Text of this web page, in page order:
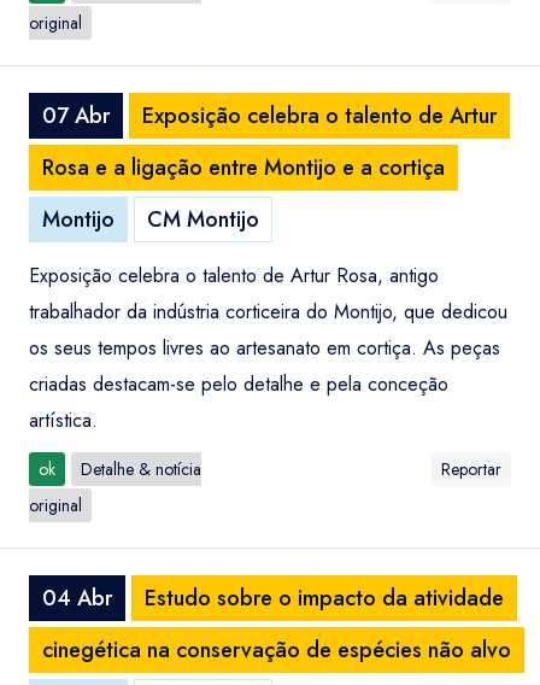
original
07 Abr
Exposição celebra o talento de Artur
Rosa e a ligação entre Montijo e a cortiça
Montijo
CM Montijo
Exposição celebra o talento de Artur Rosa, antigo
trabalhador da indústria corticeira do Montijo, que dedicou
os seus tempos livres ao artesanato em cortiça. As peças
criadas destacam-se pelo detalhe e pela conceção
artística.
ok
Detalhe & notícia
original
Reportar
04 Abr
Estudo sobre o impacto da atividade
cinegética na conservação de espécies não alvo